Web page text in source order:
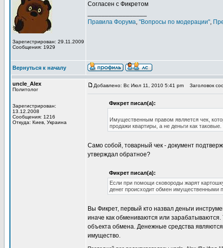
Зарегистрирован: 29.11.2009
Сообщения: 1929
Согласен с Фикретом
Правила Форума, "Вопросы по модерации",
Вернуться к началу
uncle_Alex
Политолог
Зарегистрирован:
13.12.2008
Сообщения: 1216
Откуда: Киев, Украина
Добавлено: Вс Июл 11, 2010 5:41 pm Заголовок
Фикрет писал(а):
Имущественным правом является чек,
продажи квартиры, а не деньги как таковые.
Само собой, товарный чек - документ
утверждал обратное?
Фикрет писал(а):
Если при помощи сковороды жарят
денег происходит обмен имущественными
Вы Фикрет, первый кто назвал деньги
иначе как обмениваются или
объекта обмена. Денежные средства
имущество.